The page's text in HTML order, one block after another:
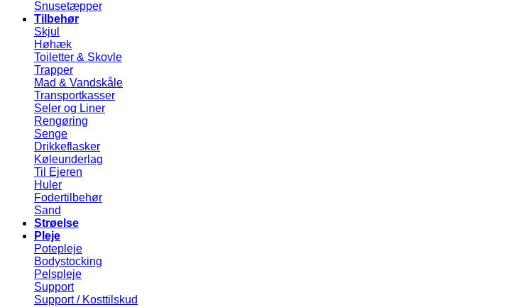
Snusetæpper
Tilbehør
Skjul
Høhæk
Toiletter & Skovle
Trapper
Mad & Vandskåle
Transportkasser
Seler og Liner
Rengøring
Senge
Drikkeflasker
Køleunderlag
Til Ejeren
Huler
Fodertilbehør
Sand
Strøelse
Pleje
Potepleje
Bodystocking
Pelspleje
Support
Support / Kosttilskud